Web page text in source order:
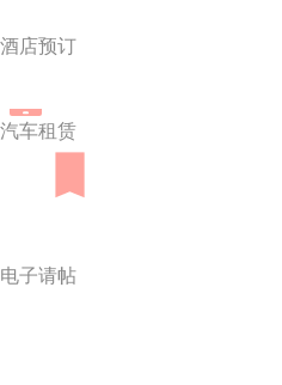
酒店预订
汽车租赁
电子请帖